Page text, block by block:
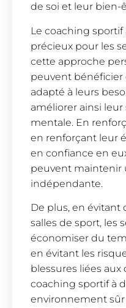
de soi et leur bien-
Le coaching
précieux pour les
cette approche
peuvent bénéficier
adapté à leurs
améliorer ainsi
mentale. En
en renforçant leur
en confiance en
peuvent maintenir
indépendante.
De plus, en évitant
salles de sport, les
économiser du
en évitant les
blessures liées
coaching sportif à
environnement